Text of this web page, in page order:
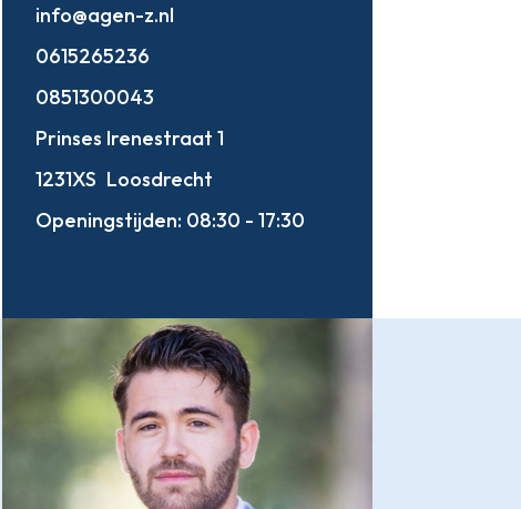
info@agen-z.nl
0615265236
0851300043
Prinses Irenestraat 1
1231XS Loosdrecht
Openingstijden: 08:30 - 17:30